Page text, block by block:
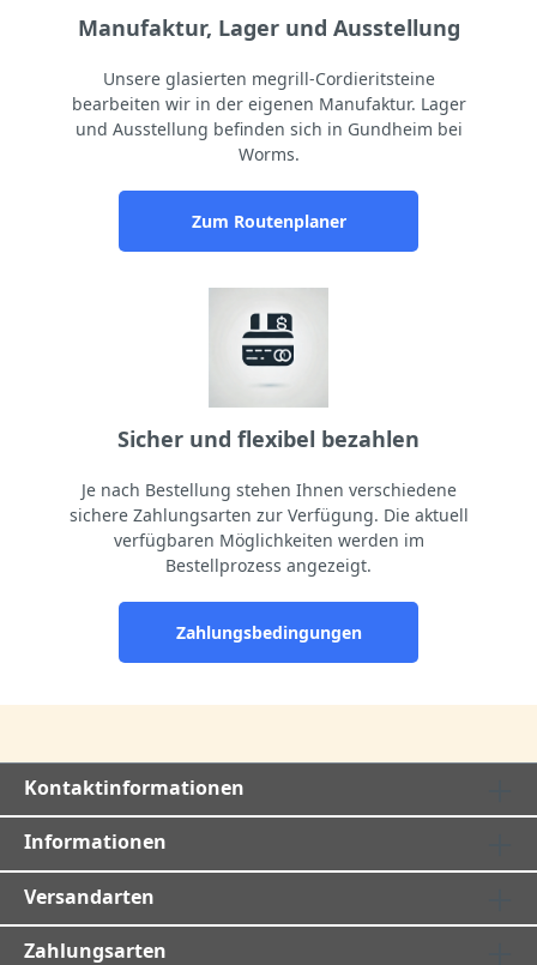
Manufaktur, Lager und Ausstellung
Unsere glasierten megrill-Cordieritsteine
bearbeiten wir in der eigenen Manufaktur. Lager
und Ausstellung befinden sich in Gundheim bei
Worms.
Zum Routenplaner
Sicher und flexibel bezahlen
Je nach Bestellung stehen Ihnen verschiedene
sichere Zahlungsarten zur Verfügung. Die aktuell
verfügbaren Möglichkeiten werden im
Bestellprozess angezeigt.
Zahlungsbedingungen
Kontaktinformationen
Informationen
Versandarten
Zahlungsarten